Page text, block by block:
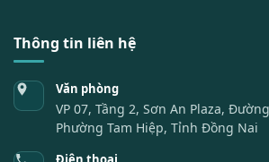
Thông tin liên hệ
Văn phòng
VP 07, Tầng 2, Sơn An Plaza,
Phường Tam Hiệp, Tỉnh Đồng Nai